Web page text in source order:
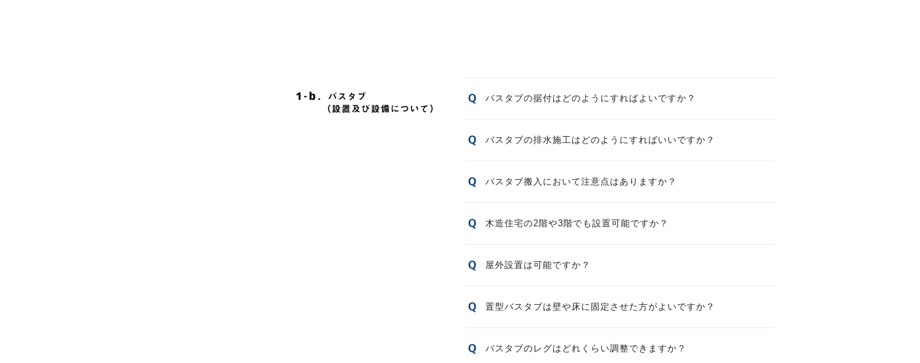
バスタブの据付はどのようにすればよいですか？
バスタブの排水施工はどのようにすればいいですか？
バスタブ搬入において注意点はありますか？
木造住宅の2階や3階でも設置可能ですか？
屋外設置は可能ですか？
置型バスタブは壁や床に固定させた方がよいですか？
バスタブのレグはどれくらい調整できますか？